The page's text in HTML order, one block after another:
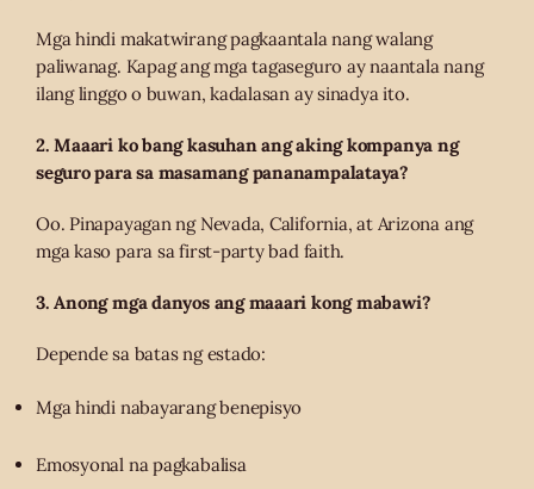
Mga hindi makatwirang pagkaantala nang walang
paliwanag. Kapag ang mga tagaseguro ay naantala nang
ilang linggo o buwan, kadalasan ay sinadya ito.
2. Maaari ko bang kasuhan ang aking kompanya ng
seguro para sa masamang pananampalataya?
Oo. Pinapayagan ng Nevada, California, at Arizona ang
mga kaso para sa first-party bad faith.
3. Anong mga danyos ang maaari kong mabawi?
Depende sa batas ng estado:
Mga hindi nabayarang benepisyo
Emosyonal na pagkabalisa